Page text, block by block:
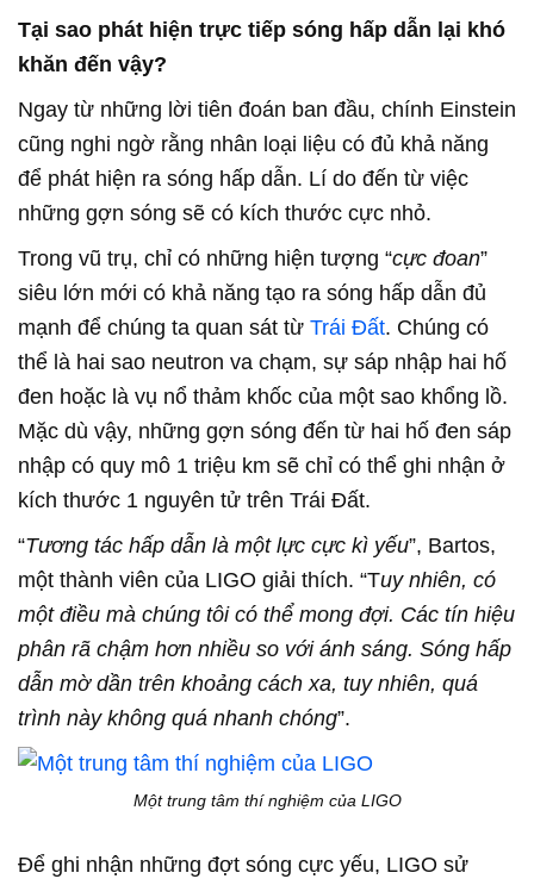
Tại sao phát hiện trực tiếp sóng hấp dẫn lại khó
khăn đến vậy?
Ngay từ những lời tiên đoán ban đầu, chính Einstein
cũng nghi ngờ rằng nhân loại liệu có đủ khả năng
để phát hiện ra sóng hấp dẫn. Lí do đến từ việc
những gợn sóng sẽ có kích thước cực nhỏ.
Trong vũ trụ, chỉ có những hiện tượng “cực đoan”
siêu lớn mới có khả năng tạo ra sóng hấp dẫn đủ
mạnh để chúng ta quan sát từ Trái Đất. Chúng có
thể là hai sao neutron va chạm, sự sáp nhập hai hố
đen hoặc là vụ nổ thảm khốc của một sao khổng lồ.
Mặc dù vậy, những gợn sóng đến từ hai hố đen sáp
nhập có quy mô 1 triệu km sẽ chỉ có thể ghi nhận ở
kích thước 1 nguyên tử trên Trái Đất.
“Tương tác hấp dẫn là một lực cực kì yếu”, Bartos,
một thành viên của LIGO giải thích. “Tuy nhiên, có
một điều mà chúng tôi có thể mong đợi. Các tín hiệu
phân rã chậm hơn nhiều so với ánh sáng. Sóng hấp
dẫn mờ dần trên khoảng cách xa, tuy nhiên, quá
trình này không quá nhanh chóng”.
Một trung tâm thí nghiệm của LIGO
Để ghi nhận những đợt sóng cực yếu, LIGO sử